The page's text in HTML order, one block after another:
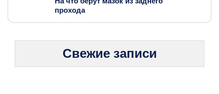
прохода
Свежие записи